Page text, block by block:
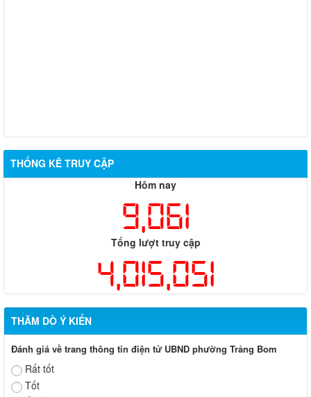
THỐNG KÊ TRUY CẬP
Hôm nay
9,061
Tổng lượt truy cập
4,015,051
THĂM DÒ Ý KIẾN
Đánh giá về trang thông tin điện tử UBND phường Trảng Bom
Rất tốt
Tốt